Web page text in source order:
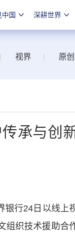
中国 深耕世界
视界 原创
承与创
行24日以线上
组织技术援助合